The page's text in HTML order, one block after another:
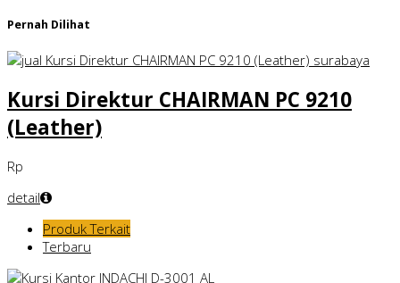
Pernah Dilihat
Kursi Direktur CHAIRMAN PC 9210
(Leather)
Rp
detail
Produk Terkait
Terbaru